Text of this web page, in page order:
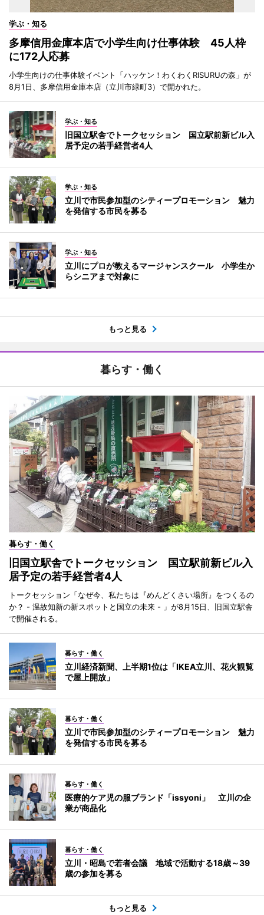
学ぶ・知る
多摩信用金庫本店で小学生向け仕事体験 45人枠
に172人応募
小学生向けの仕事体験イベント「ハッケン！わくわくRISURUの森」が
8月1日、多摩信用金庫本店（立川市緑町3）で開かれた。
学ぶ・知る
旧国立駅舎でトークセッション 国立駅前新ビル入
居予定の若手経営者4人
学ぶ・知る
立川で市民参加型のシティープロモーション 魅力
を発信する市民を募る
学ぶ・知る
立川にプロが教えるマージャンスクール 小学生か
らシニアまで対象に
もっと見る
暮らす・働く
暮らす・働く
旧国立駅舎でトークセッション 国立駅前新ビル入
居予定の若手経営者4人
トークセッション「なぜ今、私たちは『めんどくさい場所』をつくるの
か？ - 温故知新の新スポットと国立の未来 - 」が8月15日、旧国立駅舎
で開催される。
暮らす・働く
立川経済新聞、上半期1位は「IKEA立川、花火観覧
で屋上開放」
暮らす・働く
立川で市民参加型のシティープロモーション 魅力
を発信する市民を募る
暮らす・働く
医療的ケア児の服ブランド「issyoni」 立川の企
業が商品化
暮らす・働く
立川・昭島で若者会議 地域で活動する18歳～39
歳の参加を募る
もっと見る